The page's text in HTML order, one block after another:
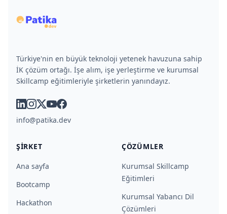
Türkiye'nin en büyük teknoloji yetenek havuzuna sahip
İK çözüm ortağı. İşe alım, işe yerleştirme ve kurumsal
Skillcamp eğitimleriyle şirketlerin yanındayız.
linkedin
instagram
x youtube
facebook
info@patika.dev
ŞIRKET
Ana sayfa
Bootcamp
Hackathon
ÇÖZÜMLER
Kurumsal Skillcamp
Eğitimleri
Kurumsal Yabancı Dil
Çözümleri